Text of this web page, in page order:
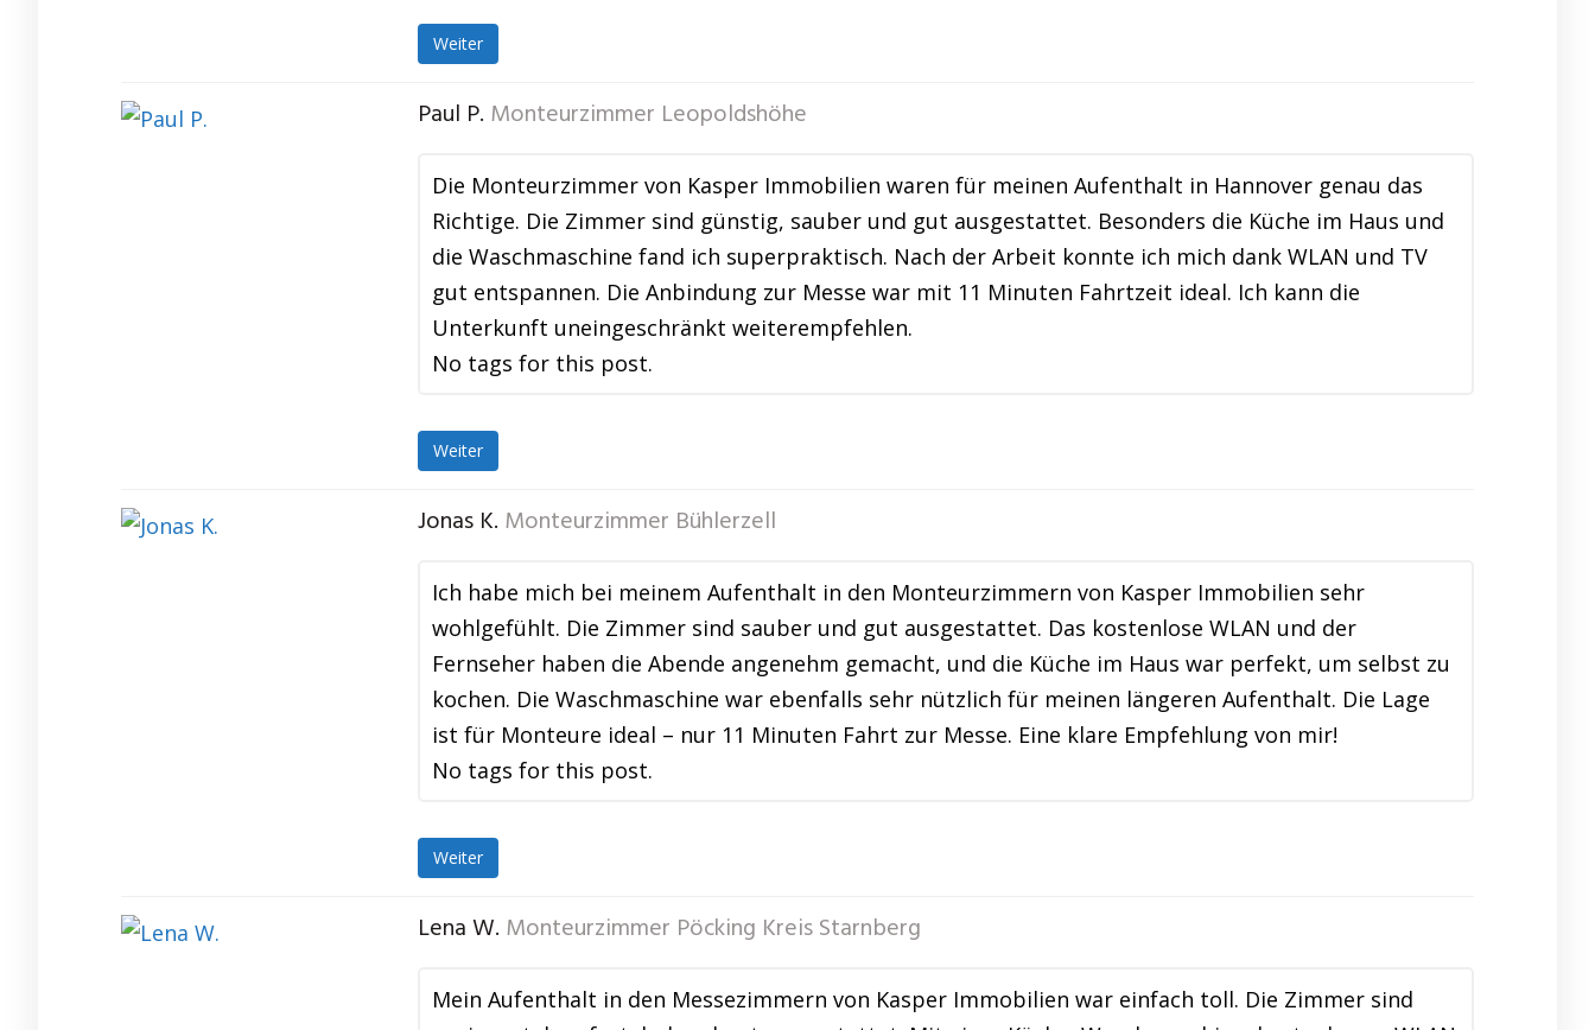
Weiter
Paul P. Monteurzimmer Leopoldshöhe
Die Monteurzimmer von Kasper Immobilien waren für meinen Aufenthalt in Hannover genau das
Richtige. Die Zimmer sind günstig, sauber und gut ausgestattet. Besonders die Küche im Haus und
die Waschmaschine fand ich superpraktisch. Nach der Arbeit konnte ich mich dank WLAN und TV
gut entspannen. Die Anbindung zur Messe war mit 11 Minuten Fahrtzeit ideal. Ich kann die
Unterkunft uneingeschränkt weiterempfehlen.
No tags for this post.
Weiter
Jonas K. Monteurzimmer Bühlerzell
Ich habe mich bei meinem Aufenthalt in den Monteurzimmern von Kasper Immobilien sehr
wohlgefühlt. Die Zimmer sind sauber und gut ausgestattet. Das kostenlose WLAN und der
Fernseher haben die Abende angenehm gemacht, und die Küche im Haus war perfekt, um selbst zu
kochen. Die Waschmaschine war ebenfalls sehr nützlich für meinen längeren Aufenthalt. Die Lage
ist für Monteure ideal – nur 11 Minuten Fahrt zur Messe. Eine klare Empfehlung von mir!
No tags for this post.
Weiter
Lena W. Monteurzimmer Pöcking Kreis Starnberg
Mein Aufenthalt in den Messezimmern von Kasper Immobilien war einfach toll. Die Zimmer sind